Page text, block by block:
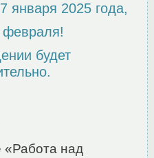
января 2025 года,
будет
«Работа над